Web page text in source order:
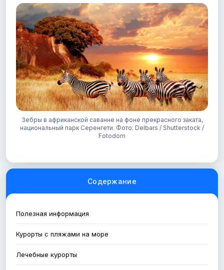
Зебры в африканской саванне на фоне прекрасного заката,
национальный парк Серенгети. Фото: Delbars / Shutterstock /
Fotodom
Содержание
Полезная информация
Курорты с пляжами на море
Лечебные курорты